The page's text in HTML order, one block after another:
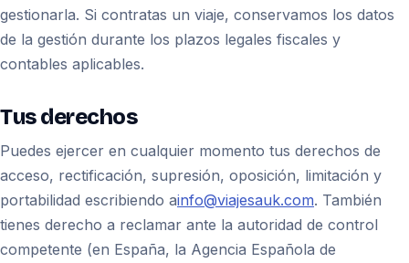
gestionarla. Si contratas un viaje, conservamos los datos
de la gestión durante los plazos legales fiscales y
contables aplicables.
Tus derechos
Puedes ejercer en cualquier momento tus derechos de
acceso, rectificación, supresión, oposición, limitación y
portabilidad escribiendo ainfo@viajesauk.com. También
tienes derecho a reclamar ante la autoridad de control
competente (en España, la Agencia Española de